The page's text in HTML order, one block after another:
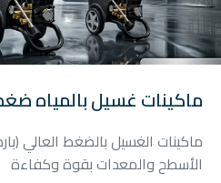
ماكينات غسيل بالمياه
ماكينات الغسيل بالضغط العالي
الأسطح والمعدات بقوة وكفاءة